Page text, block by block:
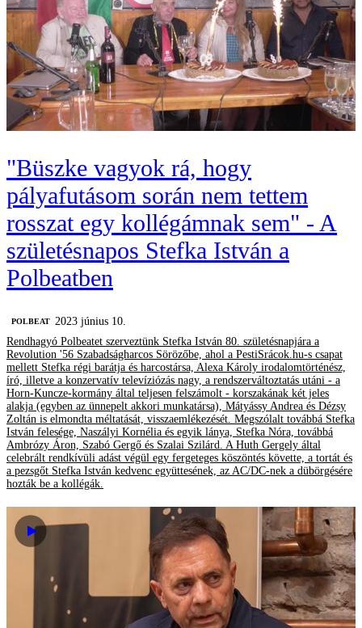
"Büszke vagyok rá, hogy
pályafutásom során nem tettem
rosszat egy kollégámnak sem" - A
születésnapos Stefka István a
Polbeatben
‎POLBEAT
2023 június 10.
Rendhagyó Polbeatet szerveztünk Stefka István 80. születésnapjára a
Revolution '56 Szabadságharcos Sörözőbe, ahol a PestiSrácok.hu-s csapat
mellett Stefka régi barátja és harcostársa, Alexa Károly irodalomtörténész,
író, illetve a konzervatív televíziózás nagy, a rendszerváltoztatás utáni - a
Horn-Kuncze-kormány által teljesen felszámolt - korszakának két jeles
alakja (egyben az ünnepelt akkori munkatársa), Mátyássy Andrea és Dézsy
Zoltán is elmondta méltatását, visszaemlékezését. Megszólalt továbbá Stefka
István felesége, Naszályi Kornélia és egyik lánya, Stefka Nóra, továbbá
Ambrózy Áron, Szabó Gergő és Szalai Szilárd. A Huth Gergely által
celebrált rendkívüli adást végül egy fergeteges köszöntés követte, a tortát és
a pezsgőt Stefka István kedvenc együttesének, az AC/DC-nek a dübörgésére
hozták be a kollégák.